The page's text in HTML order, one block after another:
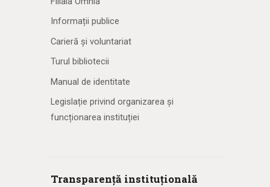
Informații publice
Carieră și voluntariat
Turul bibliotecii
Manual de identitate
Legislație privind organizarea și
funcționarea instituției
Transparență instituțională